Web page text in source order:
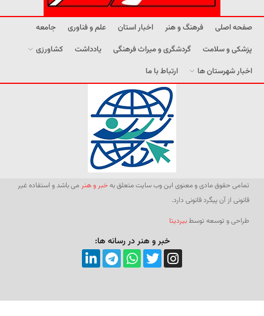
صفحه اصلی فرهنگ و هنر اخبار استان علم و فناوری
جامعه
پزشکی و سلامت
گردشگری و میراث فرهنگی یادداشت
کشاورزی
اخبار شهرستان ها
ارتباط با ما
تمامی حقوق مادی و معنوی این وب سایت متعلق بهخبر و هنر می باشد و استفاده غیر
قانونی از آن پیگرد قانونی دارد.
طراحی و توسعه توسطبیردیتا
خبر و هنر در رسانه ها: